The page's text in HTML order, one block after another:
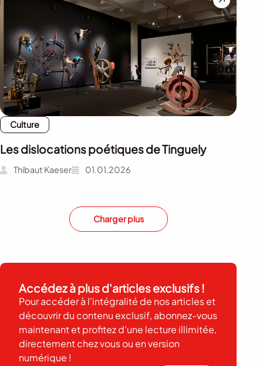
Culture
Les dislocations poétiques de Tinguely
Thibaut Kaeser 01.01.2026
Charger plus
Accédez à plus d'articles exclusifs !
Pour accéder à l'intégralité de nos articles et
découvrir du contenu exclusif, abonnez-vous
maintenant et profitez d'une lecture illimitée,
directement chez vous ou en version
numérique !